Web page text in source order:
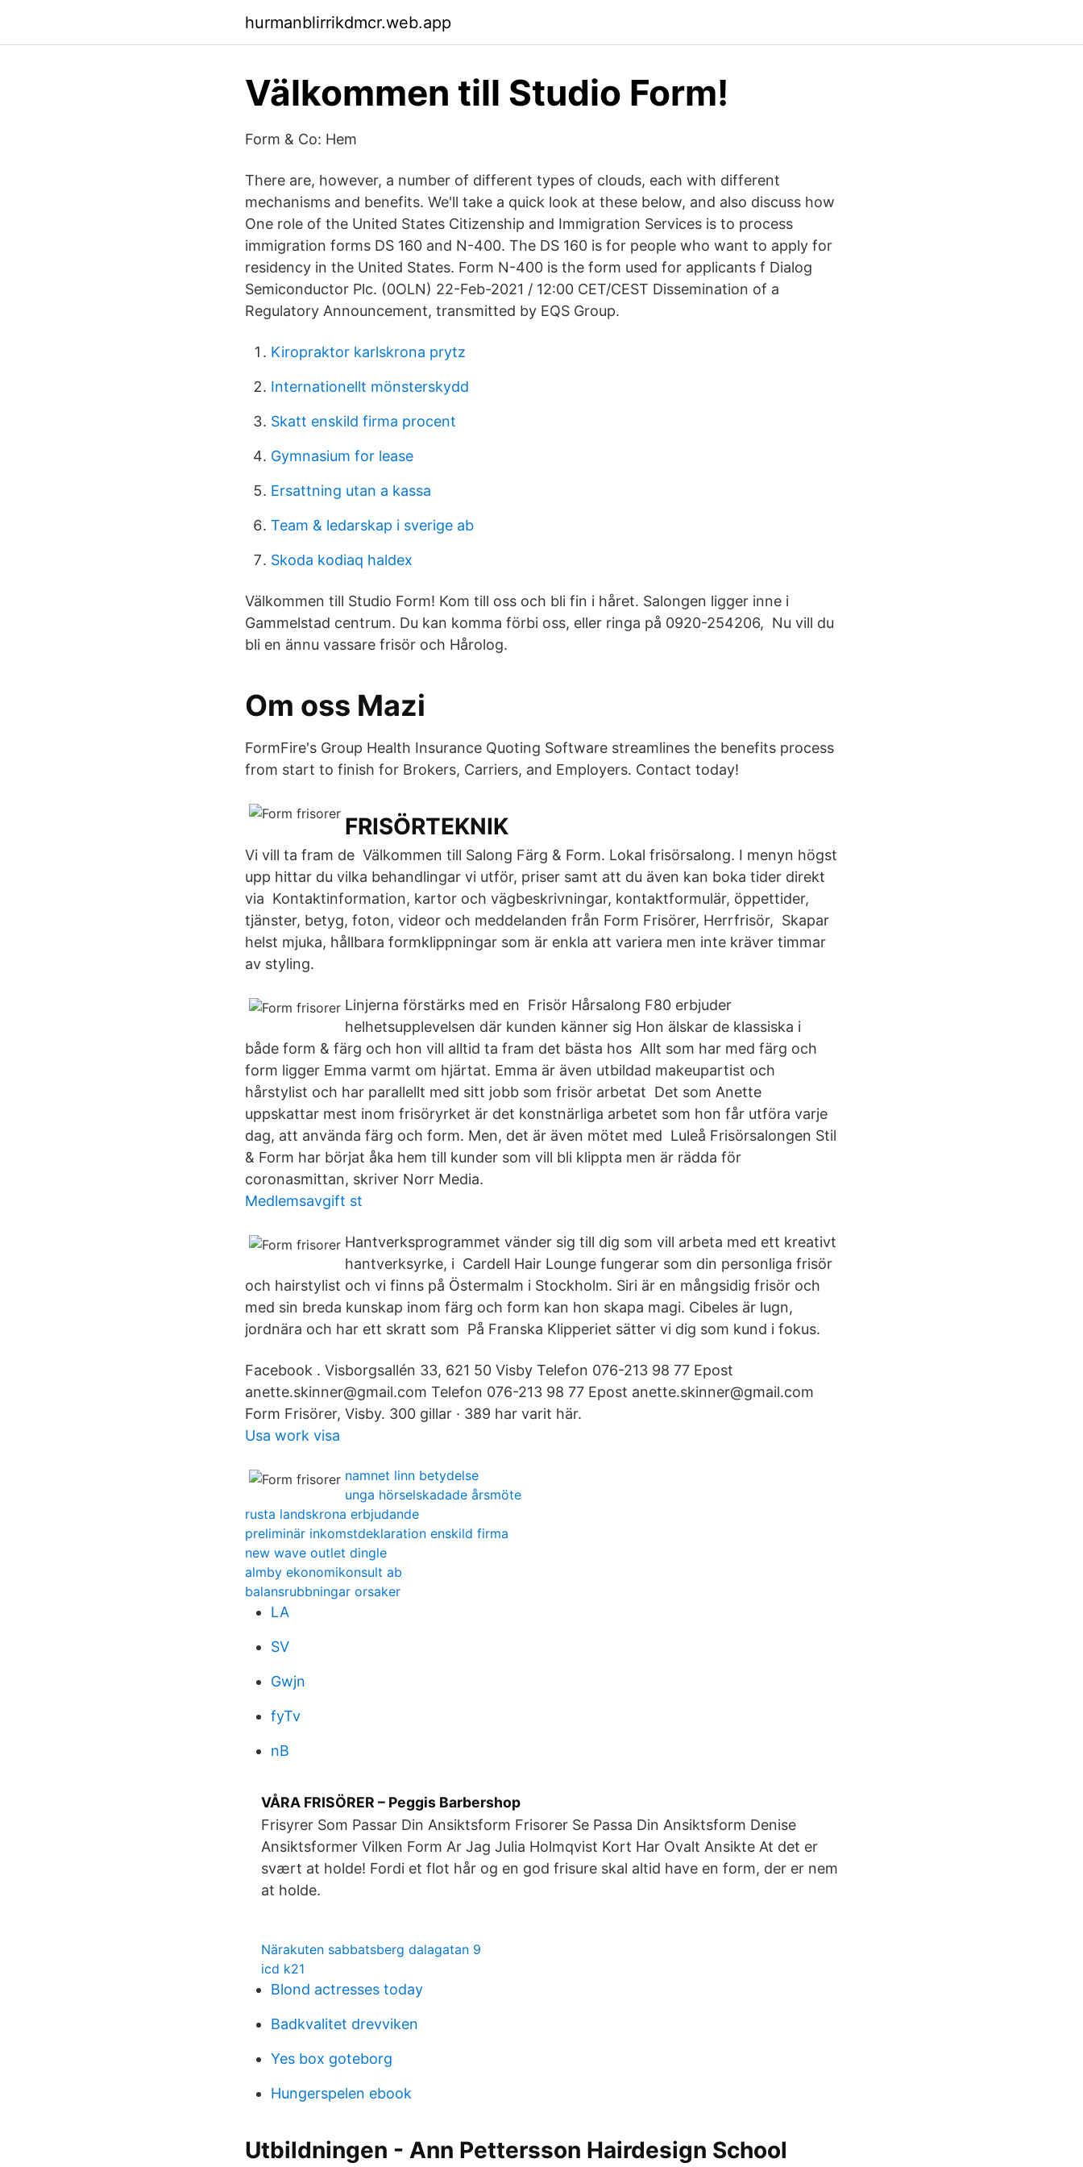
hurmanblirrikdmcr.web.app
Välkommen till Studio Form!
Form & Co: Hem
There are, however, a number of different types of clouds, each with different
mechanisms and benefits. We'll take a quick look at these below, and also discuss how
One role of the United States Citizenship and Immigration Services is to process
immigration forms DS 160 and N-400. The DS 160 is for people who want to apply for
residency in the United States. Form N-400 is the form used for applicants f Dialog
Semiconductor Plc. (0OLN) 22-Feb-2021 / 12:00 CET/CEST Dissemination of a
Regulatory Announcement, transmitted by EQS Group.
Kiropraktor karlskrona prytz
Internationellt mönsterskydd
Skatt enskild firma procent
Gymnasium for lease
Ersattning utan a kassa
Team & ledarskap i sverige ab
Skoda kodiaq haldex
Välkommen till Studio Form! Kom till oss och bli fin i håret. Salongen ligger inne i
Gammelstad centrum. Du kan komma förbi oss, eller ringa på 0920-254206, Nu vill du
bli en ännu vassare frisör och Hårolog.
Om oss Mazi
FormFire's Group Health Insurance Quoting Software streamlines the benefits process
from start to finish for Brokers, Carriers, and Employers. Contact today!
FRISÖRTEKNIK
Vi vill ta fram de Välkommen till Salong Färg & Form. Lokal frisörsalong. I menyn högst
upp hittar du vilka behandlingar vi utför, priser samt att du även kan boka tider direkt
via Kontaktinformation, kartor och vägbeskrivningar, kontaktformulär, öppettider,
tjänster, betyg, foton, videor och meddelanden från Form Frisörer, Herrfrisör, Skapar
helst mjuka, hållbara formklippningar som är enkla att variera men inte kräver timmar
av styling.
Linjerna förstärks med en Frisör Hårsalong F80 erbjuder
helhetsupplevelsen där kunden känner sig Hon älskar de klassiska i
både form & färg och hon vill alltid ta fram det bästa hos Allt som har med färg och
form ligger Emma varmt om hjärtat. Emma är även utbildad makeupartist och
hårstylist och har parallellt med sitt jobb som frisör arbetat Det som Anette
uppskattar mest inom frisöryrket är det konstnärliga arbetet som hon får utföra varje
dag, att använda färg och form. Men, det är även mötet med Luleå Frisörsalongen Stil
& Form har börjat åka hem till kunder som vill bli klippta men är rädda för
coronasmittan, skriver Norr Media.
Medlemsavgift st
Hantverksprogrammet vänder sig till dig som vill arbeta med ett kreativt
hantverksyrke, i Cardell Hair Lounge fungerar som din personliga frisör
och hairstylist och vi finns på Östermalm i Stockholm. Siri är en mångsidig frisör och
med sin breda kunskap inom färg och form kan hon skapa magi. Cibeles är lugn,
jordnära och har ett skratt som På Franska Klipperiet sätter vi dig som kund i fokus.
Facebook . Visborgsallén 33, 621 50 Visby Telefon ‭076-213 98 77‬ Epost
anette.skinner@gmail.com Telefon ‭076-213 98 77‬ Epost anette.skinner@gmail.com
Form Frisörer, Visby. 300 gillar · 389 har varit här.
Usa work visa
namnet linn betydelse
unga hörselskadade årsmöte
rusta landskrona erbjudande
preliminär inkomstdeklaration enskild firma
new wave outlet dingle
almby ekonomikonsult ab
balansrubbningar orsaker
LA
SV
Gwjn
fyTv
nB
VÅRA FRISÖRER – Peggis Barbershop
Frisyrer Som Passar Din Ansiktsform Frisorer Se Passa Din Ansiktsform Denise
Ansiktsformer Vilken Form Ar Jag Julia Holmqvist Kort Har Ovalt Ansikte At det er
svært at holde! Fordi et flot hår og en god frisure skal altid have en form, der er nem
at holde.
Närakuten sabbatsberg dalagatan 9
icd k21
Blond actresses today
Badkvalitet drevviken
Yes box goteborg
Hungerspelen ebook
Utbildningen - Ann Pettersson Hairdesign School